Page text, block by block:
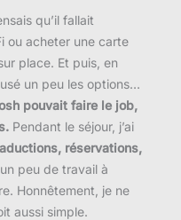
qu’il fallait
ou acheter une carte
place. Et puis, en
un peu les options…
pouvait faire le job,
Pendant le séjour, j’ai
réservations,
un peu de travail à
Honnêtement, je ne
aussi simple.